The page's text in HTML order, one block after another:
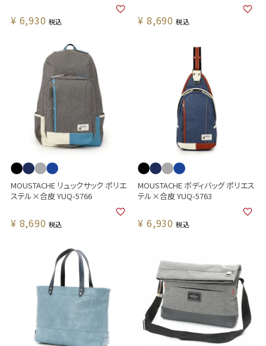
¥ 6,930 税込 ¥ 8,690 税込
MOUSTACHE リュックサック ポリエ
ステル×合皮 YUQ-5766
¥ 8,690 税込
MOUSTACHE ボディバッグ ポリエス
テル×合皮 YUQ-5763
¥ 6,930 税込